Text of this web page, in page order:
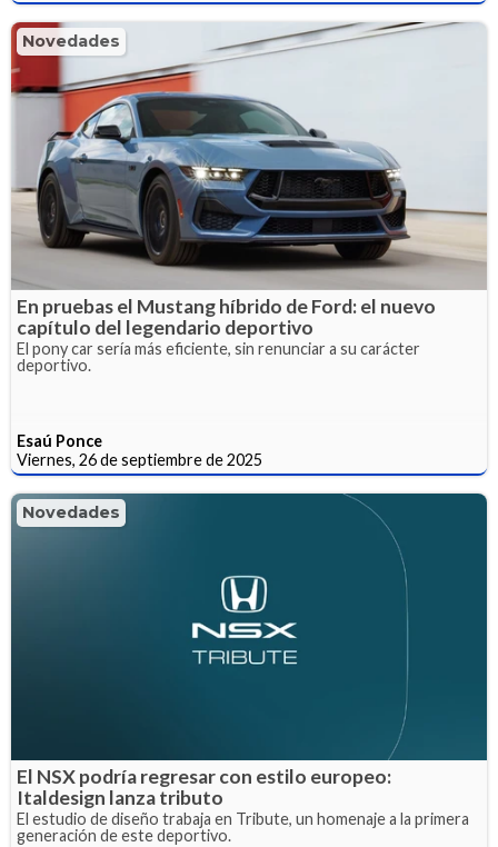
Novedades
En pruebas el Mustang híbrido de Ford: el nuevo
capítulo del legendario deportivo
El pony car sería más eficiente, sin renunciar a su carácter
deportivo.
Esaú Ponce
Viernes, 26 de septiembre de 2025
Novedades
El NSX podría regresar con estilo europeo:
Italdesign lanza tributo
El estudio de diseño trabaja en Tribute, un homenaje a la primera
generación de este deportivo.